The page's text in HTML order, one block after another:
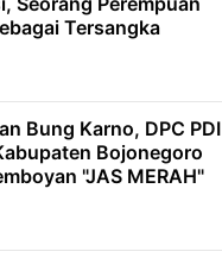
Tersangka
Bung Karno, DPC PDI
Bojonegoro
"JAS MERAH"